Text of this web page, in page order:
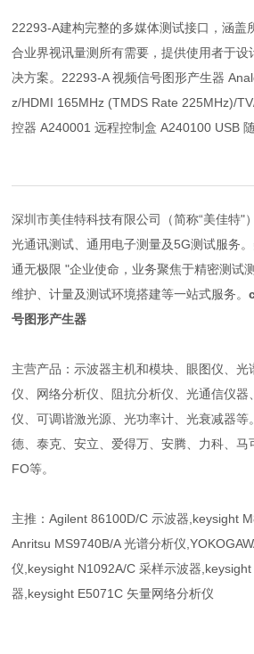
22293-A建构完整的多媒体测试接口，涵盖
合业界视讯量测所有需要，提供使用者于
决方案。22293-A 视频信号图形产生器
z/HDMI 165MHz (TMDS Rate 225MHz)/
控器 A240001 远程控制盒 A240100 USB
深圳市美佳特科技有限公司（简称“美佳特"
光通讯测试、通用电子测量及5G测试服务
通无极限 "企业使命，业务聚焦于精密测试
维护、计量及测试环境搭建等一站式服务。
号图形产生器
主营产品：示波器主机和模块、眼图仪、
仪、网络分析仪、阻抗分析仪、光通信仪器
仪、可调谐激光源、光功率计、光衰减器等
德、泰克、安立、爱得万、安腾、力科、马
FO等。
主推：Agilent 86100D/C 示波器,keysight
Anritsu MS9740B/A 光谱分析仪
仪,keysight N1092A/C 采样示波器
器,keysight E5071C 矢量网络分析仪